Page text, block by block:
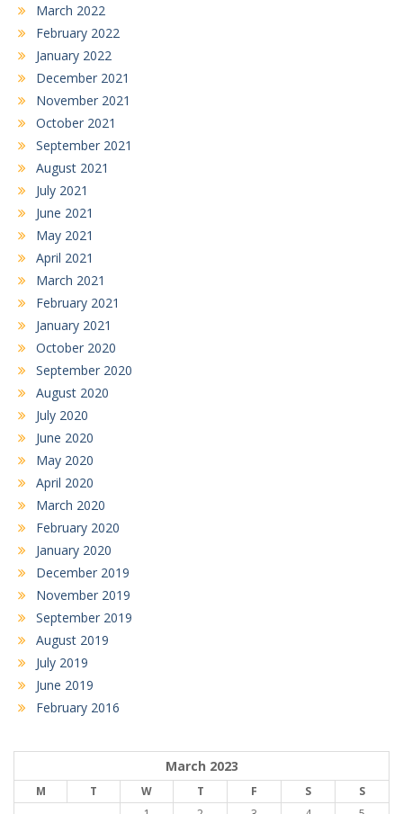
March 2022
February 2022
January 2022
December 2021
November 2021
October 2021
September 2021
August 2021
July 2021
June 2021
May 2021
April 2021
March 2021
February 2021
January 2021
October 2020
September 2020
August 2020
July 2020
June 2020
May 2020
April 2020
March 2020
February 2020
January 2020
December 2019
November 2019
September 2019
August 2019
July 2019
June 2019
February 2016
March 2023
M T W T F S
S